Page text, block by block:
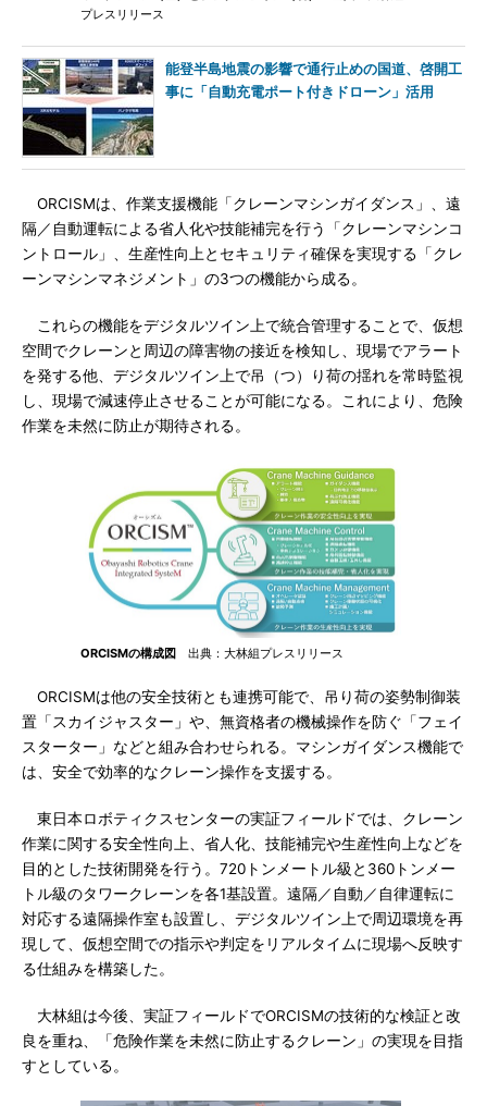
プレスリリース
能登半島地震の影響で通行止めの国道、啓開工
事に「自動充電ポート付きドローン」活用
ORCISMは、作業支援機能「クレーンマシンガイダンス」、遠
隔／自動運転による省人化や技能補完を行う「クレーンマシンコ
ントロール」、生産性向上とセキュリティ確保を実現する「クレ
ーンマシンマネジメント」の3つの機能から成る。
これらの機能をデジタルツイン上で統合管理することで、仮想
空間でクレーンと周辺の障害物の接近を検知し、現場でアラート
を発する他、デジタルツイン上で吊（つ）り荷の揺れを常時監視
し、現場で減速停止させることが可能になる。これにより、危険
作業を未然に防止が期待される。
ORCISMの構成図 出典：大林組プレスリリース
ORCISMは他の安全技術とも連携可能で、吊り荷の姿勢制御装
置「スカイジャスター」や、無資格者の機械操作を防ぐ「フェイ
スターター」などと組み合わせられる。マシンガイダンス機能で
は、安全で効率的なクレーン操作を支援する。
東日本ロボティクスセンターの実証フィールドでは、クレーン
作業に関する安全性向上、省人化、技能補完や生産性向上などを
目的とした技術開発を行う。720トンメートル級と360トンメー
トル級のタワークレーンを各1基設置。遠隔／自動／自律運転に
対応する遠隔操作室も設置し、デジタルツイン上で周辺環境を再
現して、仮想空間での指示や判定をリアルタイムに現場へ反映す
る仕組みを構築した。
大林組は今後、実証フィールドでORCISMの技術的な検証と改
良を重ね、「危険作業を未然に防止するクレーン」の実現を目指
すとしている。